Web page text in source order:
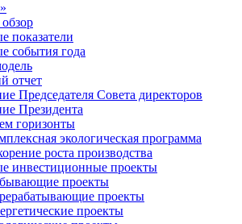
показатели
события года
отчет
Председателя Совета директоров
Президента
горизонты
экологическая программа
роста производства
инвестиционные проекты
проекты
проекты
проекты